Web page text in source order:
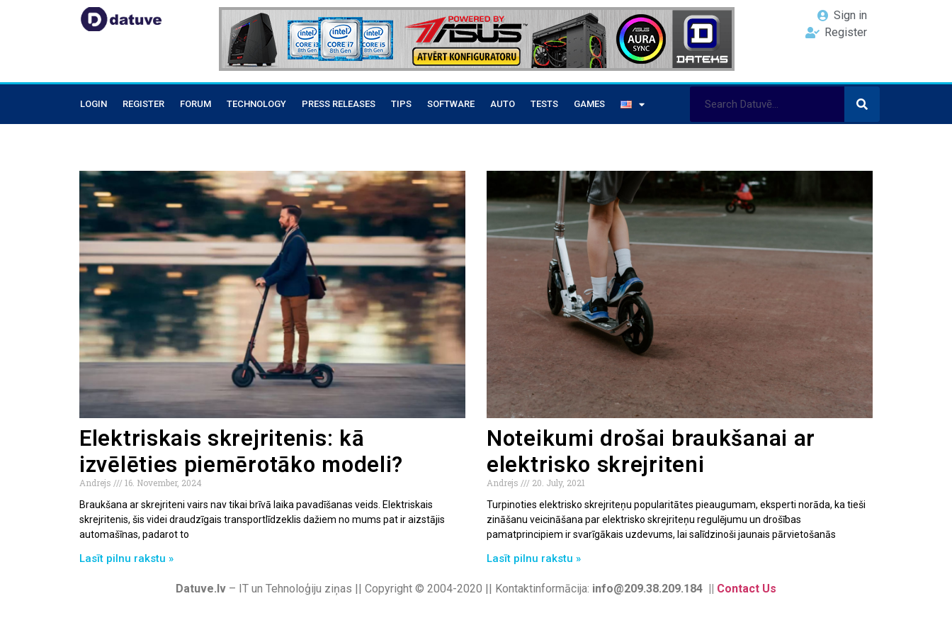
Sign in
Register
LOGIN REGISTER FORUM TECHNOLOGY PRESS RELEASES TIPS SOFTWARE AUTO TESTS GAMES
Elektriskais skrejritenis: kā
izvēlēties piemērotāko modeli?
Andrejs
16. November, 2024
Braukšana ar skrejriteni vairs nav tikai brīvā laika pavadīšanas veids. Elektriskais
skrejritenis, šis videi draudzīgais transportlīdzeklis dažiem no mums pat ir aizstājis
automašīnas, padarot to
Lasīt pilnu rakstu »
Noteikumi drošai braukšanai ar
elektrisko skrejriteni
Andrejs
20. July, 2021
Turpinoties elektrisko skrejriteņu popularitātes pieaugumam, eksperti norāda, ka tieši
zināšanu veicināšana par elektrisko skrejriteņu regulējumu un drošības
pamatprincipiem ir svarīgākais uzdevums, lai salīdzinoši jaunais pārvietošanās
Lasīt pilnu rakstu »
Datuve.lv – IT un Tehnoloģiju ziņas || Copyright © 2004-2020 || Kontaktinformācija: info@209.38.209.184 || Contact Us